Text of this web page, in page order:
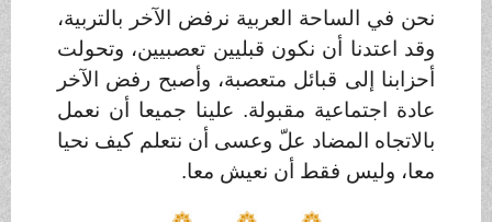
نحن في الساحة العربية نرفض الآخر بالتربية،
وقد اعتدنا أن نكون قبليين تعصبيين، وتحولت
أحزابنا إلى قبائل متعصبة، وأصبح رفض الآخر
عادة اجتماعية مقبولة. علينا جميعا أن نعمل
بالاتجاه المضاد علّ وعسى أن نتعلم كيف نحيا
معا، وليس فقط أن نعيش معا.